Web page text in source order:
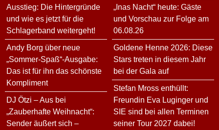
Ausstieg: Die Hintergründe
und wie es jetzt für die
Schlagerband weitergeht!
Andy Borg über neue
„Sommer-Spaß“-Ausgabe:
Das ist für ihn das schönste
Kompliment
DJ Ötzi – Aus bei
„Zauberhafte Weihnacht“:
Sender äußert sich –
„Inas Nacht“ heute: Gäste
und Vorschau zur Folge am
06.08.26
Goldene Henne 2026: Diese
Stars treten in diesem Jahr
bei der Gala auf
Stefan Mross enthüllt:
Freundin Eva Luginger und
SIE sind bei allen Terminen
seiner Tour 2027 dabei!